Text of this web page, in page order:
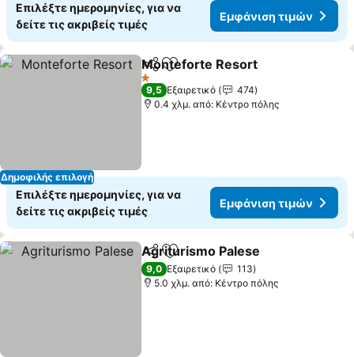
Επιλέξτε ημερομηνίες, για να
δείτε τις ακριβείς τιμές
Εμφάνιση τιμών
Δημοφιλής επιλογή
Κοινοποίηση
Προσθήκη στα αγαπημένα
Monteforte Resort
1 Αστέρια
9,5 Εξαιρετικό
474
0.4 χλμ. από: Κέντρο πόλης
Επιλέξτε ημερομηνίες, για να
δείτε τις ακριβείς τιμές
Εμφάνιση τιμών
Κοινοποίηση
Προσθήκη στα αγαπημένα
Agriturismo Palese
9,0 Εξαιρετικό
113
5.0 χλμ. από: Κέντρο πόλης